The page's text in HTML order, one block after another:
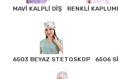
MAVİ KALPLİ DİŞ RENKLİ
6503 BEYAZ STETOSKOP 6506